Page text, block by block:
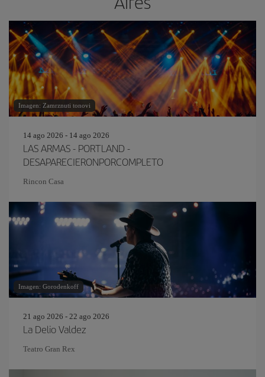
Imagen: Zamrznuti tonovi
14 ago 2026 - 14 ago 2026
LAS ARMAS - PORTLAND -
DESAPARECIERONPORCOMPLETO
Rincon Casa
Imagen: Gorodenkoff
21 ago 2026 - 22 ago 2026
La Delio Valdez
Teatro Gran Rex